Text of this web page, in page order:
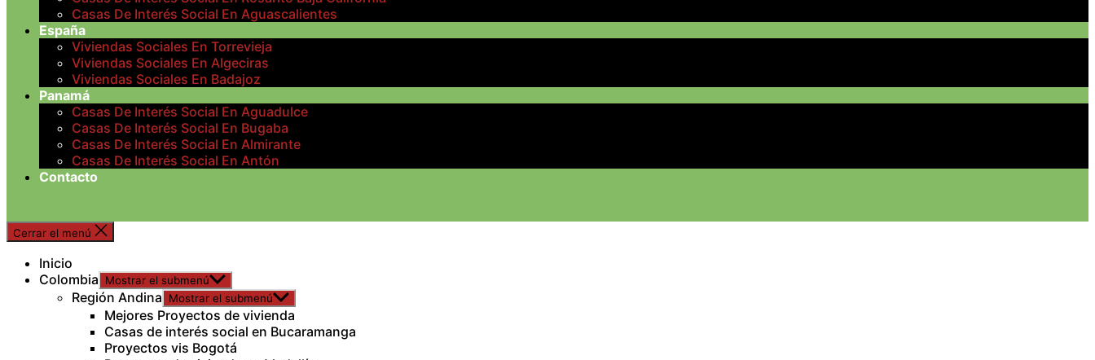
Casas De Interés Social En Aguascalientes
España
Viviendas Sociales En Torrevieja
Viviendas Sociales En Algeciras
Viviendas Sociales En Badajoz
Panamá
Casas De Interés Social En Aguadulce
Casas De Interés Social En Bugaba
Casas De Interés Social En Almirante
Casas De Interés Social En Antón
Contacto
Cerrar el menú
Inicio
Colombia
Mostrar el submenú
Región Andina Mostrar el submenú
Mejores Proyectos de vivienda
Casas de interés social en Bucaramanga
Proyectos vis Bogotá